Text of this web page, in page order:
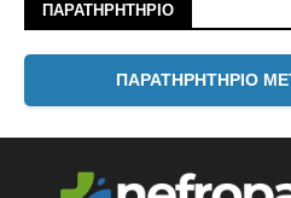
ΠΑΡΑΤΗΡΗΤΗΡΙΟ
ΠΑΡΑΤΗΡΗΤΗΡΙΟ